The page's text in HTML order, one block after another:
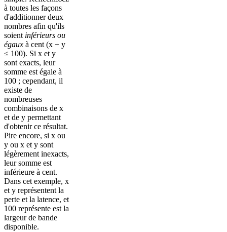
à toutes les façons
d'additionner deux
nombres afin qu'ils
soient inférieurs ou
égaux à cent (x + y
≤ 100). Si x et y
sont exacts, leur
somme est égale à
100 ; cependant, il
existe de
nombreuses
combinaisons de x
et de y permettant
d'obtenir ce résultat.
Pire encore, si x ou
y ou x et y sont
légèrement inexacts,
leur somme est
inférieure à cent.
Dans cet exemple, x
et y représentent la
perte et la latence, et
100 représente est la
largeur de bande
disponible.